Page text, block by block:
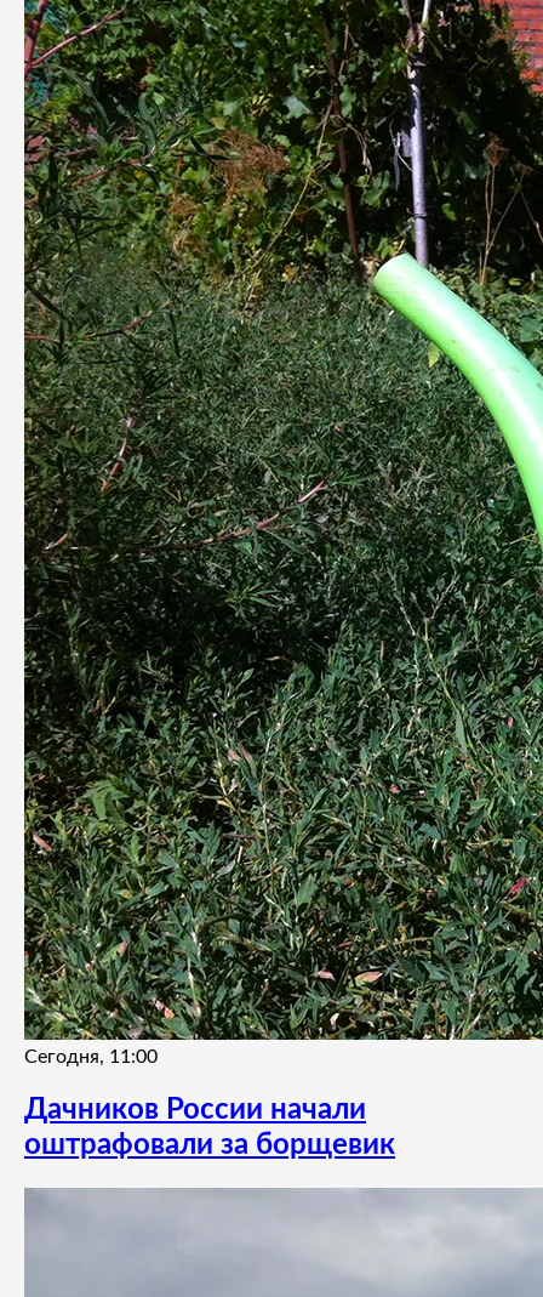
Сегодня, 11:00
Дачников России начали
оштрафовали за борщевик